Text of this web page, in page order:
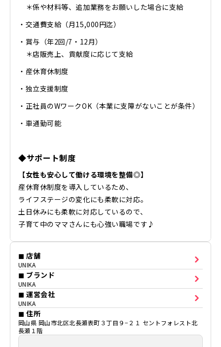
＊係や材料等、追加業務をお願いした場合に支給
・交通費支給（月15,000円迄）
・賞与（年2回/7・12月）
＊店販売上、貢献度に応じて支給
・産休育休制度
・独立支援制度
・正社員のWワークOK（本業に支障がないことが条件）
・車通勤可能
◆サポート制度
【女性も安心して働ける環境を整備◎】
産休育休制度を導入しているため、
ライフステージの変化にも柔軟に対応。
土日休みにも柔軟に対応しているので、
子育て中のママさんにも心強い職場です♪
◼ 店舗
UNIKA
◼ ブランド
UNIKA
◼ 運営会社
UNIKA
◼ 住所
岡山県 岡山市北区北長瀬表町３丁目９−２１ セントフォレスト北
長瀬１階